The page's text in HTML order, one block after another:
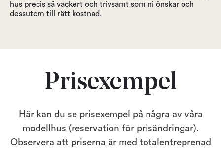
hus precis så vackert och trivsamt som ni önskar och
dessutom till rätt kostnad.
Prisexempel
Här kan du se prisexempel på några av våra
modellhus (reservation för prisändringar).
Observera att priserna är med totalentreprenad